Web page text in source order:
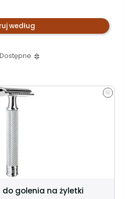
według
do golenia na żyletki